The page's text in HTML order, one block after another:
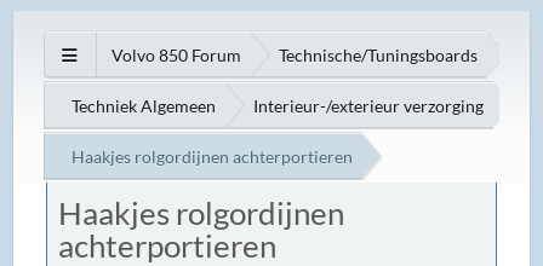
Volvo 850 Forum Technische/Tuningsboards
Techniek Algemeen Interieur-/exterieur verzorging
Haakjes rolgordijnen achterportieren
Haakjes rolgordijnen
achterportieren